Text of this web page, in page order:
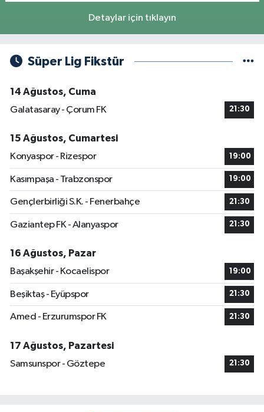
Detaylar için tıklayın
Süper Lig Fikstür
14 Ağustos, Cuma
Galatasaray - Çorum FK
21:30
15 Ağustos, Cumartesi
Konyaspor - Rizespor
19:00
Kasımpaşa - Trabzonspor 19:00
Gençlerbirliği S.K. - Fenerbahçe 21:30
Gaziantep FK - Alanyaspor 21:30
16 Ağustos, Pazar
Başakşehir - Kocaelispor
19:00
Beşiktaş - Eyüpspor 21:30
Amed - Erzurumspor FK 21:30
17 Ağustos, Pazartesi
Samsunspor - Göztepe
21:30